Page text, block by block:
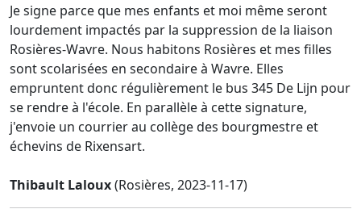
Je signe parce que mes enfants et moi même seront
lourdement impactés par la suppression de la liaison
Rosières-Wavre. Nous habitons Rosières et mes filles
sont scolarisées en secondaire à Wavre. Elles
empruntent donc régulièrement le bus 345 De Lijn pour
se rendre à l'école. En parallèle à cette signature,
j'envoie un courrier au collège des bourgmestre et
échevins de Rixensart.
Thibault Laloux(Rosières, 2023-11-17)